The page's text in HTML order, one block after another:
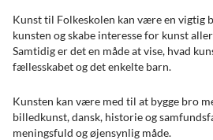
Kunst til Folkeskolen kan være en vigtig
kunsten og skabe interesse for kunst
Samtidig er det en måde at vise, hvad
fællesskabet og det enkelte barn.
Kunsten kan være med til at bygge bro
billedkunst, dansk, historie og
meningsfuld og øjensynlig måde.